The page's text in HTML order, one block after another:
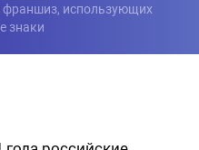
франшиз, использующих
знаки